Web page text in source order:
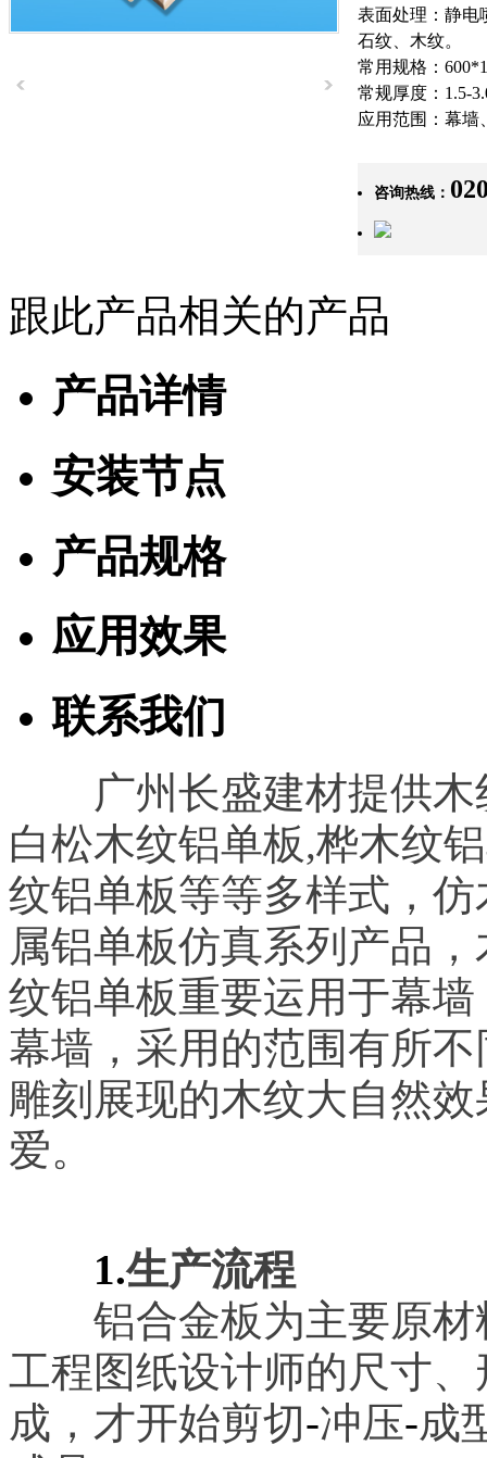
表面处理：静电
石纹、木纹。
常用规格：
常规厚度：1.5-
应用范围：幕墙
咨询热线：
跟此产品相关的产品
产品详情
安装节点
产品规格
应用效果
联系我们
广州长盛建材提供木
白松木纹铝单板,桦木纹
纹铝单板等等多样式，
属铝单板仿真系列产品
纹铝单板重要运用于幕
幕墙，采用的范围有所
雕刻展现的木纹大自然
爱。
1.生产流程
铝合金板为主要原材
工程图纸设计师的尺寸
成，才开始剪切-冲压-成